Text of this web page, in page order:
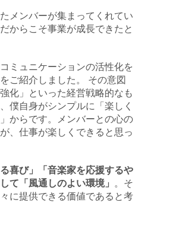
メンバーが集まってくれてい
からこそ事業が成長できたと
ミュニケーションの活性化を
ご紹介しました。 その意図
化」といった経営戦略的なも
僕自身がシンプルに「楽しく
からです。メンバーとの心の
、仕事が楽しくできると思っ
る喜び」「音楽家を応援するや
て「風通しのよい環境」 。そ
に提供できる価値であると考